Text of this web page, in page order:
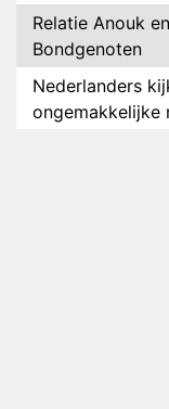
Relatie Anouk
Bondgenoten
Nederlanders
ongemakkelijke